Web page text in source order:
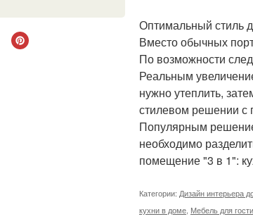
Оптимальный стиль
Вместо обычных
По возможности
Реальным
нужно утеплить,
стилевом решении с
Популярным
необходимо
помещение "3 в 1":
Категории: Дизайн интерьера
кухни в доме Мебель для